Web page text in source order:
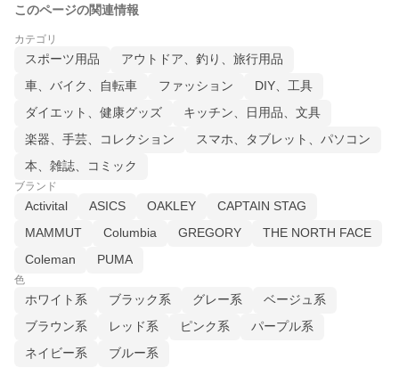
このページの関連情報
カテゴリ
スポーツ用品
アウトドア、釣り、旅行用品
車、バイク、自転車
ファッション
DIY、工具
ダイエット、健康グッズ
キッチン、日用品、文具
楽器、手芸、コレクション
スマホ、タブレット、パソコン
本、雑誌、コミック
ブランド
Activital ASICS OAKLEY
CAPTAIN STAG
MAMMUT
Columbia GREGORY
THE NORTH FACE
Coleman
PUMA
色
ホワイト系 ブラック系 グレー系
ベージュ系
ブラウン系
レッド系 ピンク系
パープル系
ネイビー系
ブルー系